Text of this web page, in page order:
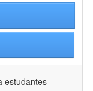
estudantes